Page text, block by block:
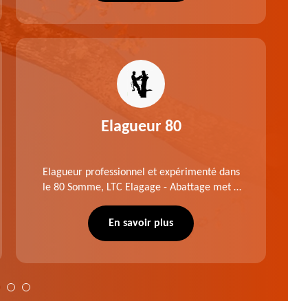
Elagueur 80
Elagueur professionnel et expérimenté dans
le 80 Somme, LTC Elagage - Abattage met à
notre intervention, votre espace vert sera
En savoir plus